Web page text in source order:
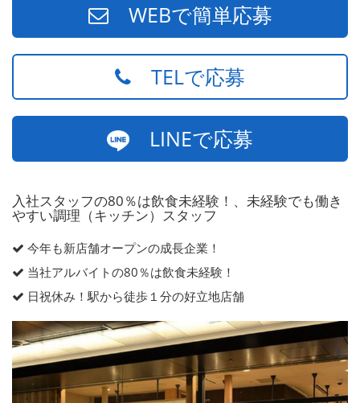
WEBで簡単応募
TELで応募
LINEで応募
入社スタッフの80％は飲食未経験！、未経験でも働き
やすい調理（キッチン）スタッフ
今年も新店舗オープンの成長企業！
当社アルバイトの80％は飲食未経験！
日祝休み！駅から徒歩１分の好立地店舗